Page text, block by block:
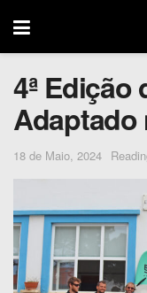
4ª
Adaptado
18 de Maio, 2024